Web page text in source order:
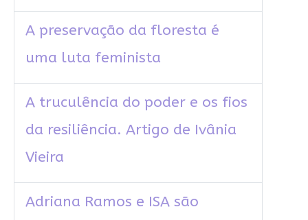
A preservação da floresta é
uma luta feminista
A truculência do poder e os fios
da resiliência. Artigo de Ivânia
Vieira
Adriana Ramos e ISA são